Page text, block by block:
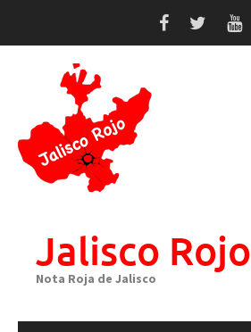
Jalisco Rojo
Nota Roja de Jalisco